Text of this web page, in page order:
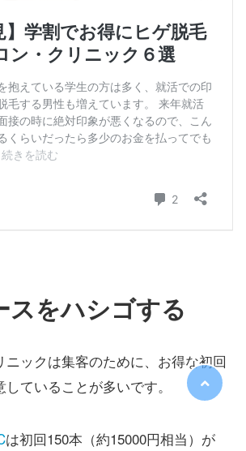
スをハシゴする
ニックは集客のために、お得な初回
ていることが多いです。
は初回150本（約15000円相当）が